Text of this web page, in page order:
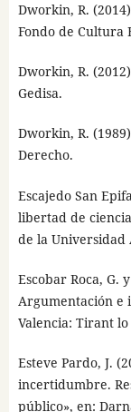
Dworkin, R.
Fondo de Cultura
Dworkin, R.
Gedisa.
Dworkin, R.
Derecho.
Escajedo San
libertad de
de la Universidad
Escobar Roca, G.
Argumentación e
Valencia: Tirant lo
Esteve Pardo, J.
incertidumbre.
público», en: